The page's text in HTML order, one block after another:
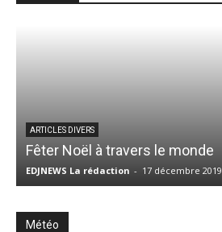
ARTICLES DIVERS
Fêter Noël à travers le monde
EDJNEWS La rédaction - 17 décembre 2019
Météo